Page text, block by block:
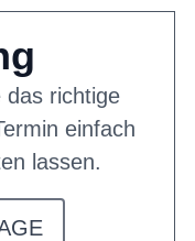
das richtige
einfach
lassen.